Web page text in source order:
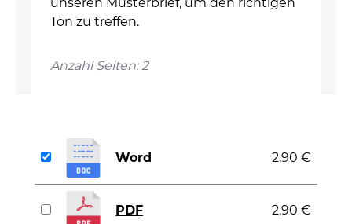
Ton zu treffen.
Anzahl Seiten: 2
Word 2,90 €
PDF 2,90 €